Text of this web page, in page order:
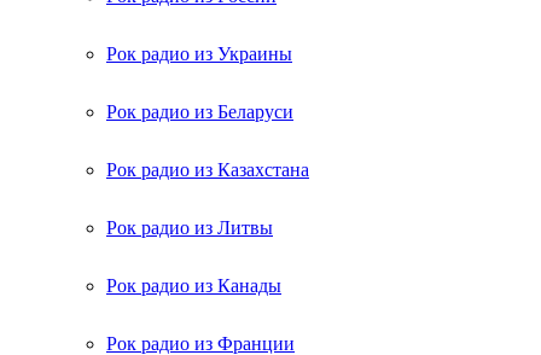
Рок радио из Украины
Рок радио из Беларуси
Рок радио из Казахстана
Рок радио из Литвы
Рок радио из Канады
Рок радио из Франции